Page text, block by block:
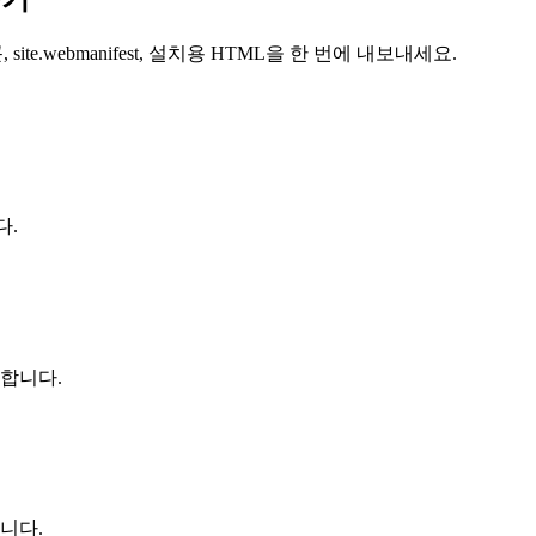
site.webmanifest, 설치용 HTML을 한 번에 내보내세요.
.
니다.
다.